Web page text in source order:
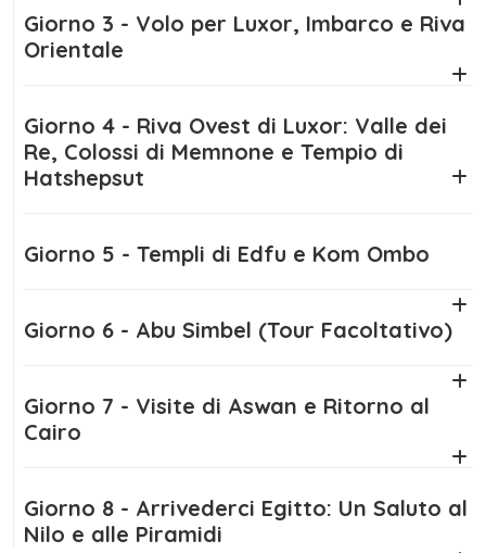
coppia, con amici o con la tua famiglia, vivrai
momenti intensi ed emozionanti.
Cairo e crociera sul Nilo a Nataleè molto
più di un semplice viaggio, è un’avventura nel
cuore dell’antica civiltà egizia. Prenota ora il
crociera sul Nilo Natale.
Giorno 3 - Volo per Luxor, Imbarco e Riva
Orientale
Giorno 4 - Riva Ovest di Luxor: Valle dei
Re, Colossi di Memnone e Tempio di
Hatshepsut
Giorno 5 - Templi di Edfu e Kom Ombo
Giorno 6 - Abu Simbel (Tour Facoltativo)
Giorno 7 - Visite di Aswan e Ritorno al
Cairo
Giorno 8 - Arrivederci Egitto: Un Saluto al
Nilo e alle Piramidi